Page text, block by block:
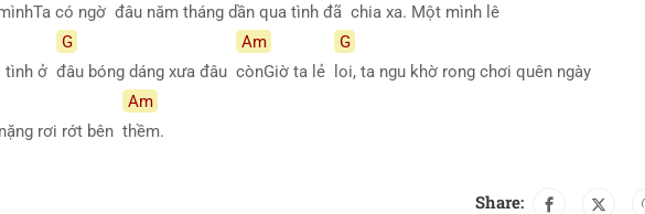
có ngờ đâu năm tháng dần qua tình đã chia xa. Một mình lê
tình ở
G
đâu bóng dáng xưa đâu
Am
cònGiờ ta lẻ
G
loi, ta ngu khờ rong chơi quên ngày
rơi rớt bên
Am
thềm.
Share: